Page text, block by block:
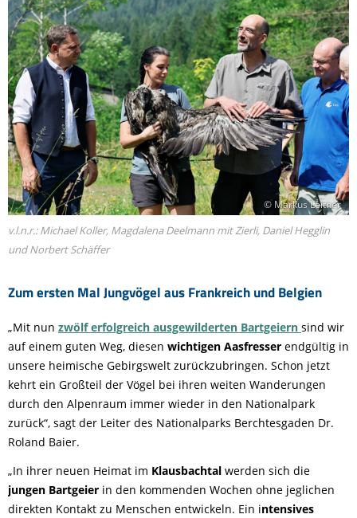
Zum ersten Mal Jungvögel aus Frankreich und Belgien
© Markus Leitner
v.l.n.r.: Michael Koller, Magdalena Deelmann mit Zierli, Daniel Hegglin
und Norbert Schäffer
„Mit nun zwölf erfolgreich ausgewilderten Bartgeiern sind wir
auf einem guten Weg, diesen wichtigen Aasfresser endgültig in
unsere heimische Gebirgswelt zurückzubringen. Schon jetzt
kehrt ein Großteil der Vögel bei ihren weiten Wanderungen
durch den Alpenraum immer wieder in den Nationalpark
zurück“, sagt der Leiter des Nationalparks Berchtesgaden Dr.
Roland Baier.
„In ihrer neuen Heimat im Klausbachtal werden sich die
jungen Bartgeier in den kommenden Wochen ohne jeglichen
direkten Kontakt zu Menschen entwickeln. Ein intensives